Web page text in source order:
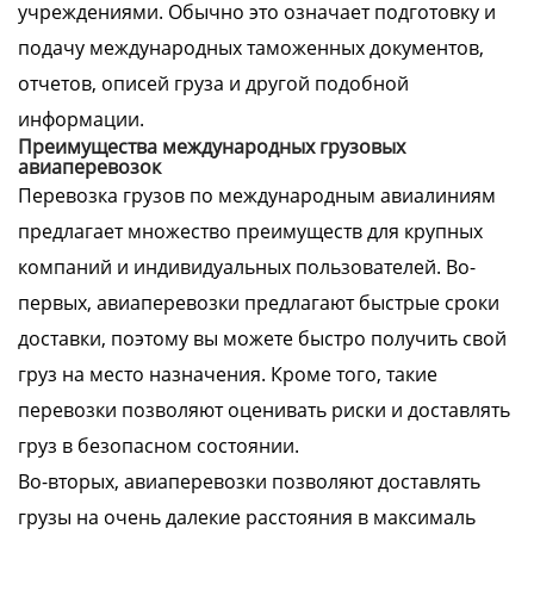
учреждениями. Обычно это означает подготовку и
подачу международных таможенных документов,
отчетов, описей груза и другой подобной
информации.
Преимущества международных грузовых
авиаперевозок
Перевозка грузов по международным авиалиниям
предлагает множество преимуществ для крупных
компаний и индивидуальных пользователей. Во-
первых, авиаперевозки предлагают быстрые сроки
доставки, поэтому вы можете быстро получить свой
груз на место назначения. Кроме того, такие
перевозки позволяют оценивать риски и доставлять
груз в безопасном состоянии.
Во-вторых, авиаперевозки позволяют доставлять
грузы на очень далекие расстояния в максималь